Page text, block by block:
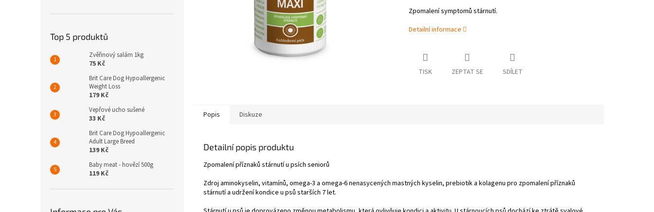
Top 5 produktů
Zvěřinový salám 1kg
75 Kč
Brit Care Dog Hypoallergenic
Weight Loss
179 Kč
Vepřové ucho sušené
33 Kč
Brit Care Dog Hypoallergenic
Adult Large Breed
139 Kč
Baby meat - hovězí 500g
119 Kč
Zpomalení symptomů stárnutí.
Detailní informace
TISK ZEPTAT SE SDÍLET
Popis Diskuze
Detailní popis produktu
Zpomalení příznaků stárnutí u psích seniorů
Zdroj aminokyselin, vitamínů, omega-3 a omega-6 nenasycených mastných kyselin, prebiotik a kolagenu pro zpomalení příznaků
stárnutí a udržení kondice u psů starších 7 let.